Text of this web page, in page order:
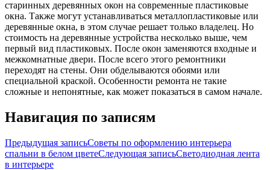
старинных деревянных окон на современные пластиковые
окна. Также могут устанавливаться металлопластиковые или
деревянные окна, в этом случае решает только владелец. Но
стоимость на деревянные устройства несколько выше, чем
первый вид пластиковых. После окон заменяются входные и
межкомнатные двери. После всего этого ремонтники
переходят на стены. Они обделываются обоями или
специальной краской. Особенности ремонта не такие
сложные и непонятные, как может показаться в самом начале.
Навигация по записям
Предыдущая записьСоветы по оформлению интерьера
спальни в белом цветеСледующая записьСветодиодная лента
в интерьере